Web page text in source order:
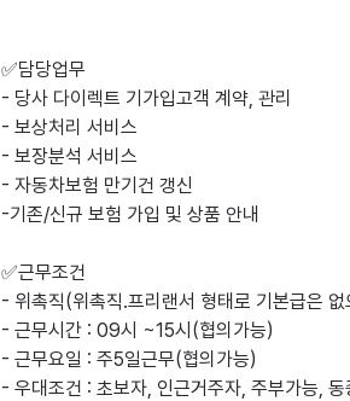
✅담당업무
- 당사 다이렉트 기가입고객 계약, 관리
- 보상처리 서비스
- 보장분석 서비스
- 자동차보험 만기건 갱신
-기존/신규 보험 가입 및 상품 안내
✅근무조건
- 위촉직(위촉직.프리랜서 형태로 기본급은
- 근무시간 : 09시 ~15시(협의가능)
- 근무요일 : 주5일근무(협의가능)
- 우대조건 : 초보자, 인근거주자, 주부가능,